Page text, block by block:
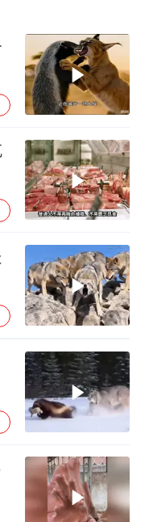
中国乒协加强青少年赛事赛风赛纪管理
女儿为争财产堵门阻挠父亲出殡
三”但要降薪1000元
未来